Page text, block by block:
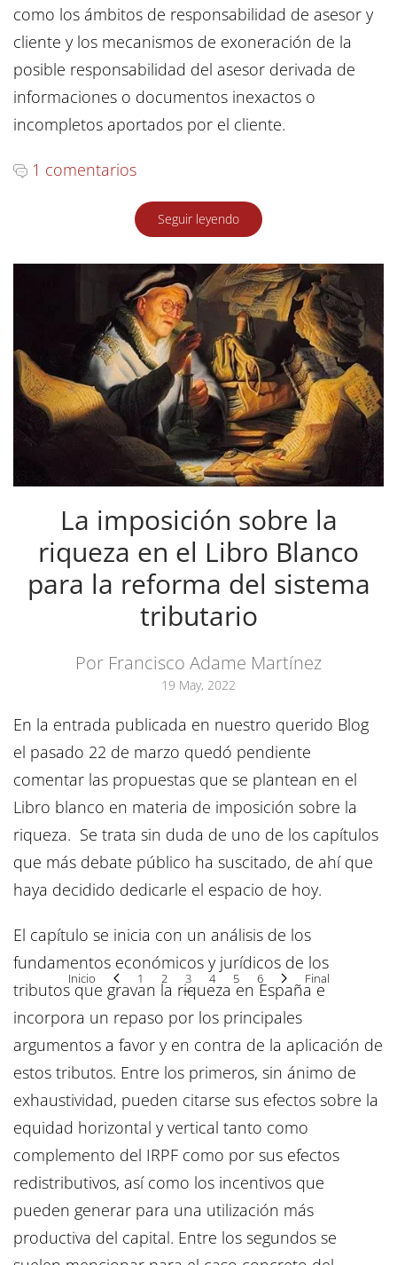
como los ámbitos de responsabilidad de asesor y
cliente y los mecanismos de exoneración de la
posible responsabilidad del asesor derivada de
informaciones o documentos inexactos o
incompletos aportados por el cliente.
1 comentarios
Seguir leyendo
La imposición sobre la
riqueza en el Libro Blanco
para la reforma del sistema
tributario
Por Francisco Adame Martínez
19 May, 2022
En la entrada publicada en nuestro querido Blog
el pasado 22 de marzo quedó pendiente
comentar las propuestas que se plantean en el
Libro blanco en materia de imposición sobre la
riqueza. Se trata sin duda de uno de los capítulos
que más debate público ha suscitado, de ahí que
haya decidido dedicarle el espacio de hoy.
El capítulo se inicia con un análisis de los
fundamentos económicos y jurídicos de los
tributos que gravan la riqueza en España e
incorpora un repaso por los principales
argumentos a favor y en contra de la aplicación de
estos tributos. Entre los primeros, sin ánimo de
exhaustividad, pueden citarse sus efectos sobre la
equidad horizontal y vertical tanto como
complemento del IRPF como por sus efectos
redistributivos, así como los incentivos que
pueden generar para una utilización más
productiva del capital. Entre los segundos se
Inicio 1 2 3 4 5 6 Final